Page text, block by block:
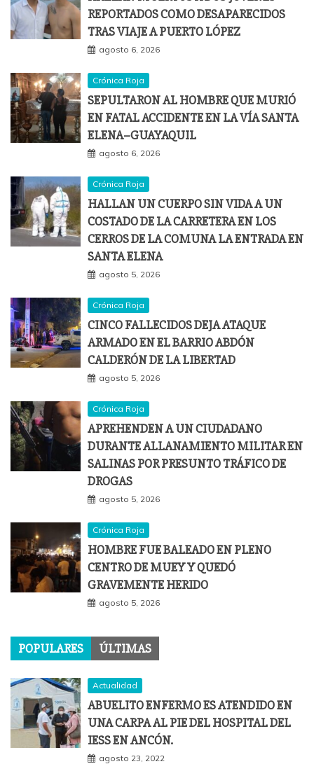
REPORTADOS COMO DESAPARECIDOS
TRAS VIAJE A PUERTO LÓPEZ
agosto 6, 2026
Crónica Roja
SEPULTARON AL HOMBRE QUE MURIÓ
EN FATAL ACCIDENTE EN LA VÍA SANTA
ELENA–GUAYAQUIL
agosto 6, 2026
Crónica Roja
HALLAN UN CUERPO SIN VIDA A UN
COSTADO DE LA CARRETERA EN LOS
CERROS DE LA COMUNA LA ENTRADA EN
SANTA ELENA
agosto 5, 2026
Crónica Roja
CINCO FALLECIDOS DEJA ATAQUE
ARMADO EN EL BARRIO ABDÓN
CALDERÓN DE LA LIBERTAD
agosto 5, 2026
Crónica Roja
APREHENDEN A UN CIUDADANO
DURANTE ALLANAMIENTO MILITAR EN
SALINAS POR PRESUNTO TRÁFICO DE
DROGAS
agosto 5, 2026
Crónica Roja
HOMBRE FUE BALEADO EN PLENO
CENTRO DE MUEY Y QUEDÓ
GRAVEMENTE HERIDO
agosto 5, 2026
POPULARES ÚLTIMAS
Actualidad
ABUELITO ENFERMO ES ATENDIDO EN
UNA CARPA AL PIE DEL HOSPITAL DEL
IESS EN ANCÓN.
agosto 23, 2022